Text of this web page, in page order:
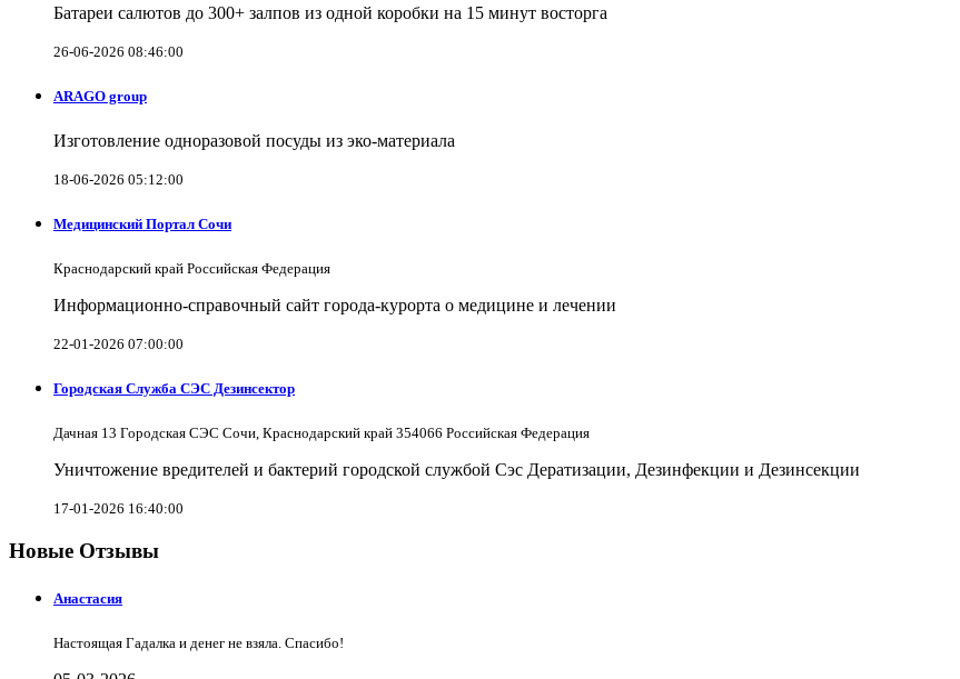
Батареи салютов до 300+ залпов из одной коробки на 15 минут восторга
26-06-2026 08:46:00
ARAGO group
Изготовление одноразовой посуды из эко-материала
18-06-2026 05:12:00
Медицинский Портал Сочи
Краснодарский край Российская Федерация
Информационно-справочный сайт города-курорта о медицине и лечении
22-01-2026 07:00:00
Городская Служба СЭС Дезинсектор
Дачная 13 Городская СЭС Сочи, Краснодарский край 354066 Российская Федерация
Уничтожение вредителей и бактерий городской службой Сэс Дератизации, Дезинфекции и Дезинсекции
17-01-2026 16:40:00
Новые Отзывы
Анастасия
Настоящая Гадалка и денег не взяла. Спасибо!